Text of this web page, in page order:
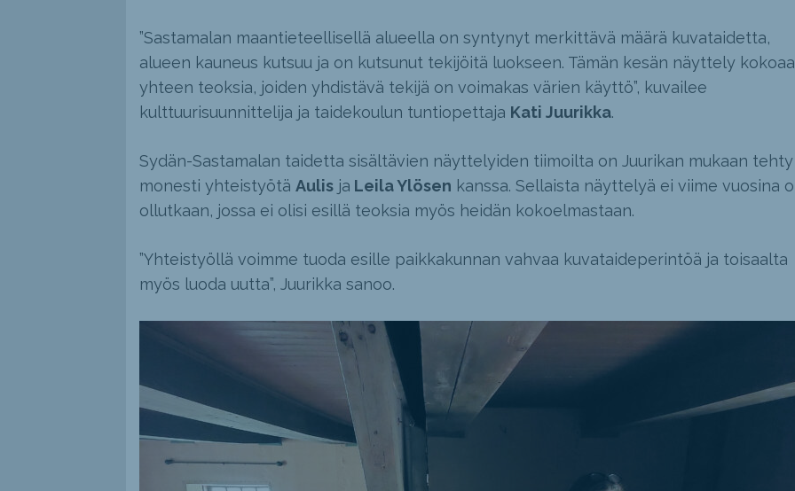
”Sastamalan maantieteellisellä alueella on syntynyt merkittävä määrä kuvataidetta,
alueen kauneus kutsuu ja on kutsunut tekijöitä luokseen. Tämän kesän näyttely kokoaa
yhteen teoksia, joiden yhdistävä tekijä on voimakas värien käyttö”, kuvailee
kulttuurisuunnittelija ja taidekoulun tuntiopettaja Kati Juurikka.
Sydän-Sastamalan taidetta sisältävien näyttelyiden tiimoilta on Juurikan mukaan tehty
monesti yhteistyötä Aulisja Leila Ylösen kanssa. Sellaista näyttelyä ei viime vuosina
ollutkaan, jossa ei olisi esillä teoksia myös heidän kokoelmastaan.
”Yhteistyöllä voimme tuoda esille paikkakunnan vahvaa kuvataideperintöä ja toisaalta
myös luoda uutta”, Juurikka sanoo.